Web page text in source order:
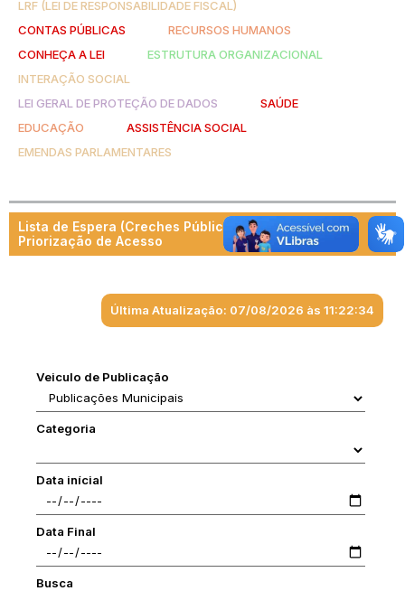
LRF (LEI DE RESPONSABILIDADE FISCAL)
CONTAS PÚBLICAS
RECURSOS HUMANOS
CONHEÇA A LEI
ESTRUTURA ORGANIZACIONAL
INTERAÇÃO SOCIAL
LEI GERAL DE PROTEÇÃO DE DADOS
SAÚDE
EDUCAÇÃO
ASSISTÊNCIA SOCIAL
EMENDAS PARLAMENTARES
Lista de Espera (Creches Públicas) e Critérios de
Priorização de Acesso
Última Atualização: 07/08/2026 às 11:22:34
Veiculo de Publicação
Categoria
Data inícial
Data Final
Busca